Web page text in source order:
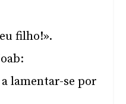
filho!».
lamentar-se por